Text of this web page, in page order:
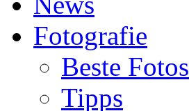
Fotografie
Beste Fotos
Tipps